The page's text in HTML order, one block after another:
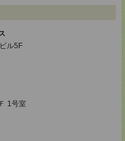
ル5F
1号室